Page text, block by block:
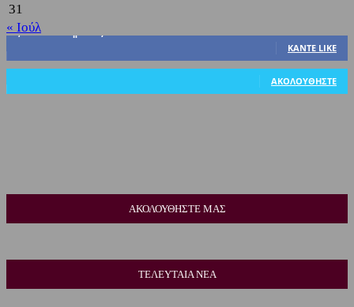
31
« Ιούλ
3,822
ΚΆΝΤΕ LIKE
318 Ακόλουθοι
ΑΚΟΛΟΥΘΉΣΤΕ
ΑΚΟΛΟΥΘΗΣΤΕ ΜΑΣ
ΤΕΛΕΥΤΑΙΑ ΝΕΑ